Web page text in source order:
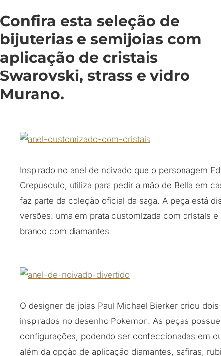
Confira esta seleção de
bijuterias e semijoias com
aplicação de cristais
Swarovski, strass e vidro
Murano.
Inspirado no anel de noivado que o personagem
Crepúsculo, utiliza para pedir a mão de Bella em
faz parte da coleção oficial da saga. A peça está
versões: uma em prata customizada com cristais e
branco com diamantes.
O designer de joias Paul Michael Bierker criou
inspirados no desenho Pokemon. As peças
configurações, podendo ser confeccionadas em
além da opção de aplicação diamantes, safiras,